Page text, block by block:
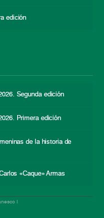
edición
Segunda edición
Primera edición
de la historia de
«Caque» Armas
|